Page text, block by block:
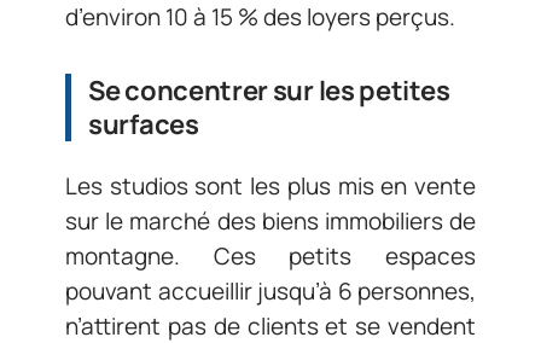
d’environ 10 à 15 % des loyers perçus.
Se concentrer sur les petites
surfaces
Les studios sont les plus mis en vente
sur le marché des biens immobiliers de
montagne. Ces petits espaces
pouvant accueillir jusqu’à 6 personnes,
n’attirent pas de clients et se vendent